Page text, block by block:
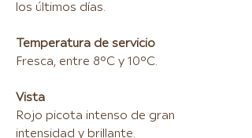
los últimos días.
Temperatura de servicio
Fresca, entre 8°C y 10°C.
Vista
Rojo picota intenso de gran
intensidad y brillante.